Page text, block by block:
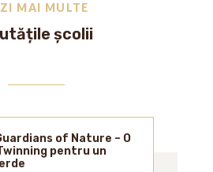
MAI MULTE
școlii
of Nature – O
pentru un